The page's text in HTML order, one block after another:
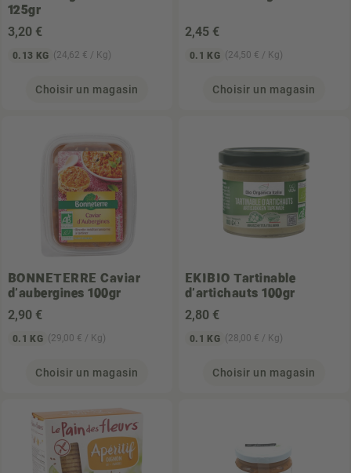
125gr
3,20 €
0.13 KG (24,62 € / Kg)
Choisir un magasin
2,45 €
0.1 KG (24,50 € / Kg)
Choisir un magasin
BONNETERRE Caviar
d'aubergines 100gr
2,90 €
0.1 KG (29,00 € / Kg)
Choisir un magasin
EKIBIO Tartinable
d'artichauts 100gr
2,80 €
0.1 KG (28,00 € / Kg)
Choisir un magasin